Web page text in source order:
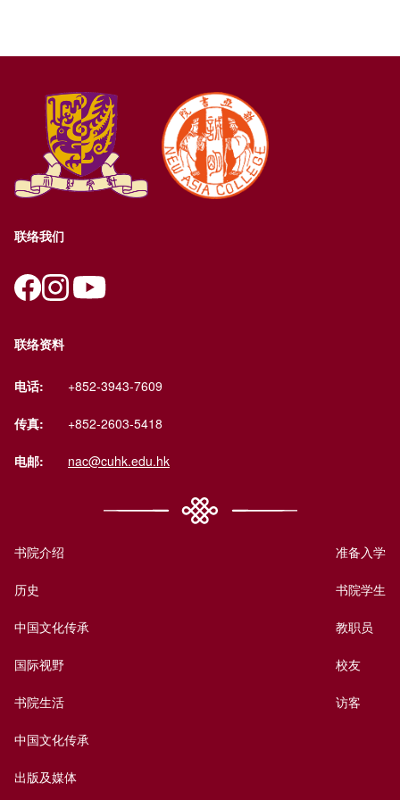
联络我们
联络资料
电话: +852-3943-7609
传真: +852-2603-5418
电邮: nac@cuhk.edu.hk
书院介绍
历史
中国文化传承
国际视野
书院生活
中国文化传承
出版及媒体
准备入学
书院学生
教职员
校友
访客